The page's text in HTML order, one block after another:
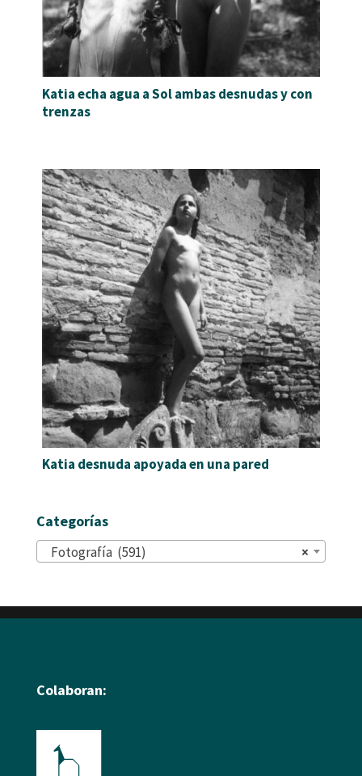
Katia echa agua a Sol ambas desnudas y con
trenzas
Katia desnuda apoyada en una pared
Categorías
×
Fotografía (591)
Colaboran: